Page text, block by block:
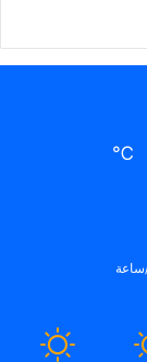
℃